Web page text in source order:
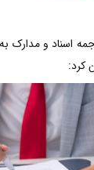
اسناد و مدارک
کرد: